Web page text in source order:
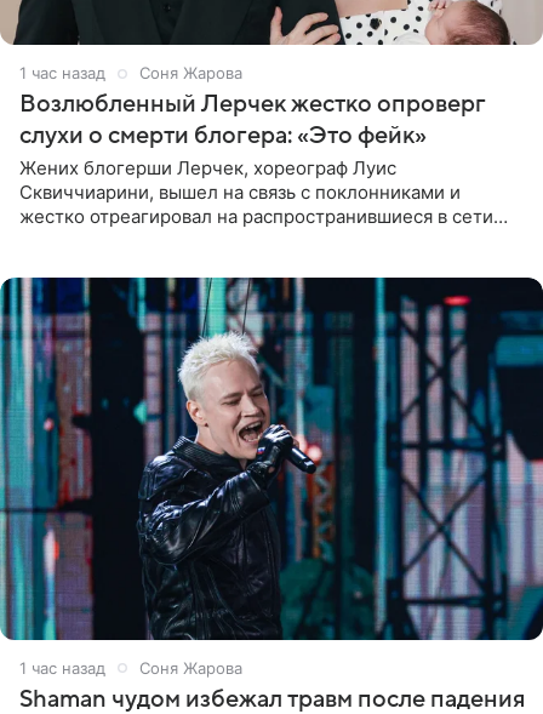
1 час назад Соня Жарова
Возлюбленный Лерчек жестко опроверг
слухи о смерти блогера: «Это фейк»
Жених блогерши Лерчек, хореограф Луис
Сквиччиарини, вышел на связь с поклонниками и
жестко отреагировал на распространившиеся в сети
1 час назад Соня Жарова
Shaman чудом избежал травм после падения